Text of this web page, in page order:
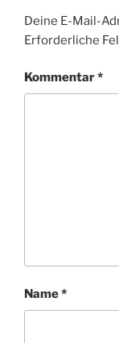
Deine E-Mail-
Erforderliche
Kommentar*
Name*